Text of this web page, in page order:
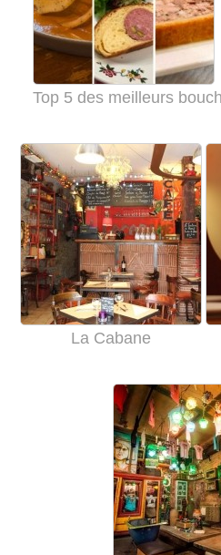
Top 5 des meilleurs
La Cabane